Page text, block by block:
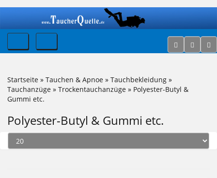
Startseite » Tauchen & Apnoe » Tauchbekleidung »
Tauchanzüge » Trockentauchanzüge » Polyester-Butyl &
Gummi etc.
Polyester-Butyl & Gummi etc.